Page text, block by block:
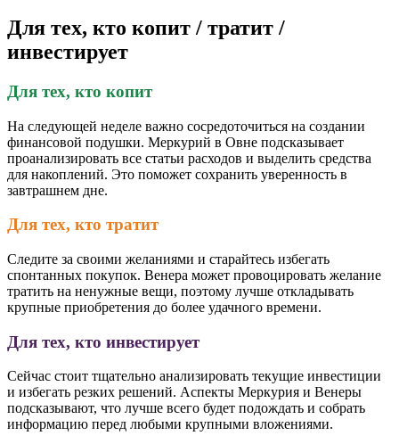
Для тех, кто копит / тратит /
инвестирует
Для тех, кто копит
На следующей неделе важно сосредоточиться на создании
финансовой подушки. Меркурий в Овне подсказывает
проанализировать все статьи расходов и выделить средства
для накоплений. Это поможет сохранить уверенность в
завтрашнем дне.
Для тех, кто тратит
Следите за своими желаниями и старайтесь избегать
спонтанных покупок. Венера может провоцировать желание
тратить на ненужные вещи, поэтому лучше откладывать
крупные приобретения до более удачного времени.
Для тех, кто инвестирует
Сейчас стоит тщательно анализировать текущие инвестиции
и избегать резких решений. Аспекты Меркурия и Венеры
подсказывают, что лучше всего будет подождать и собрать
информацию перед любыми крупными вложениями.